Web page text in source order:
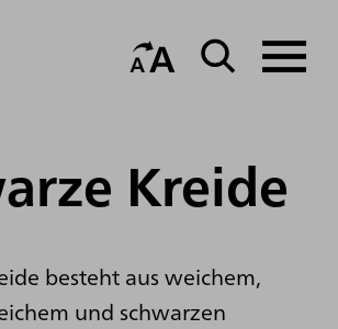
Kreide
besteht aus weichem,
und schwarzen